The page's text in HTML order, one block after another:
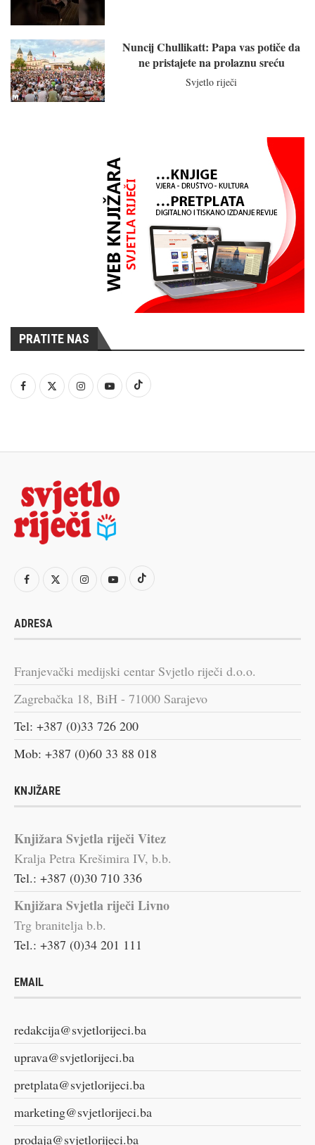
Nuncij Chullikatt: Papa vas potiče da
ne pristajete na prolaznu sreću
Svjetlo riječi
PRATITE NAS
ADRESA
Franjevački medijski centar Svjetlo riječi d.o.o.
Zagrebačka 18, BiH - 71000 Sarajevo
Tel: +387 (0)33 726 200
Mob: +387 (0)60 33 88 018
KNJIŽARE
Knjižara Svjetla riječi Vitez
Kralja Petra Krešimira IV, b.b.
Tel.: +387 (0)30 710 336
Knjižara Svjetla riječi Livno
Trg branitelja b.b.
Tel.: +387 (0)34 201 111
EMAIL
redakcija@svjetlorijeci.ba
uprava@svjetlorijeci.ba
pretplata@svjetlorijeci.ba
marketing@svjetlorijeci.ba
prodaja@svjetlorijeci.ba